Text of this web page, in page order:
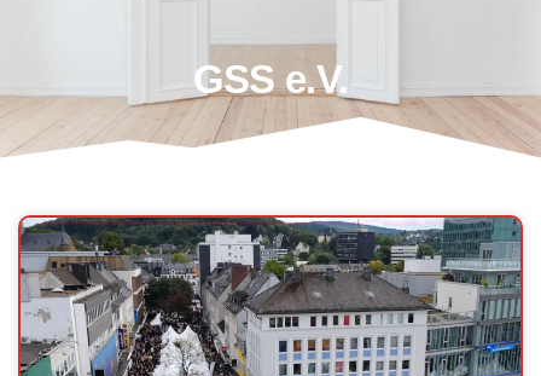
GSS e.V.